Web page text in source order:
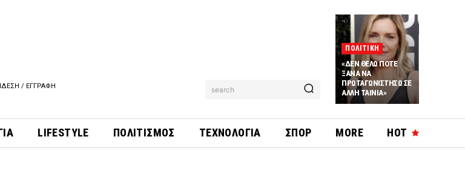
/ ΕΓΓΡΑΦΗ search
ΠΟΛΙΤΙΚΗ
«ΔΕΝ ΘΕΛΩ ΠΟΤΕ
ΞΑΝΑ ΝΑ
ΠΡΩΤΑΓΩΝΙΣΤΗΣΩ ΣΕ
ΑΛΛΗ ΤΑΙΝΙΑ»
HOT
LIFESTYLE ΠΟΛΙΤΙΣΜΟΣ ΤΕΧΝΟΛΟΓΙΑ ΣΠΟΡ MORE